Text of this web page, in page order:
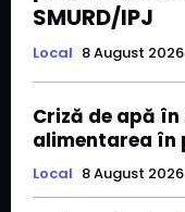
SMURD/IPJ
Local 8 August 2026
Criză de apă
alimentarea în
Local 8 August 2026